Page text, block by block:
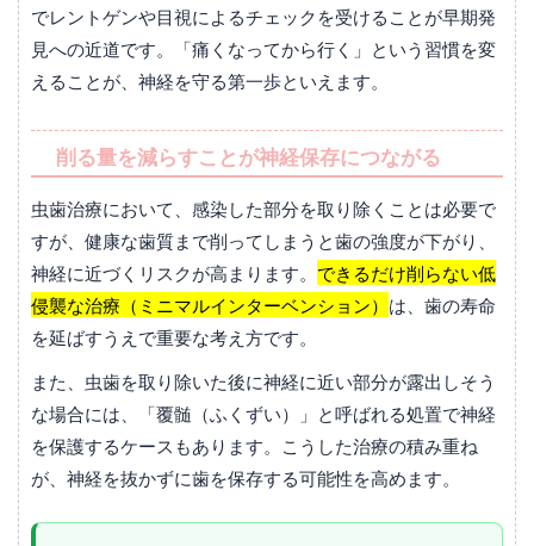
でレントゲンや目視によるチェックを受けることが早期発
見への近道です。「痛くなってから行く」という習慣を変
えることが、神経を守る第一歩といえます。
削る量を減らすことが神経保存につながる
虫歯治療において、感染した部分を取り除くことは必要で
すが、健康な歯質まで削ってしまうと歯の強度が下がり、
神経に近づくリスクが高まります。 できるだけ削らない低
侵襲な治療（ミニマルインターベンション） は、歯の寿命
を延ばすうえで重要な考え方です。
また、虫歯を取り除いた後に神経に近い部分が露出しそう
な場合には、「覆髄（ふくずい）」と呼ばれる処置で神経
を保護するケースもあります。こうした治療の積み重ね
が、神経を抜かずに歯を保存する可能性を高めます。